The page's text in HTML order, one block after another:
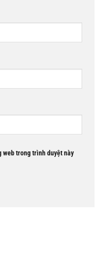
web trong trình duyệt này